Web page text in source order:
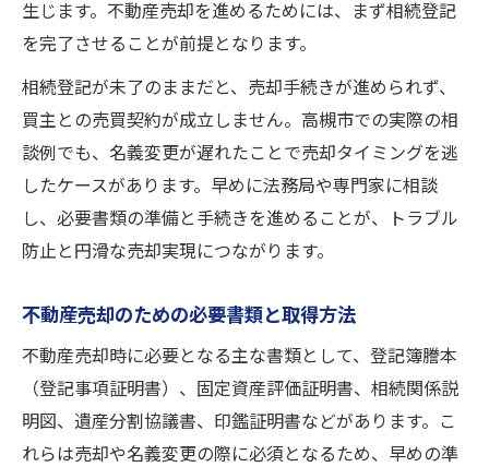
生じます。不動産売却を進めるためには、まず相続登記
を完了させることが前提となります。
相続登記が未了のままだと、売却手続きが進められず、
買主との売買契約が成立しません。高槻市での実際の相
談例でも、名義変更が遅れたことで売却タイミングを逃
したケースがあります。早めに法務局や専門家に相談
し、必要書類の準備と手続きを進めることが、トラブル
防止と円滑な売却実現につながります。
不動産売却のための必要書類と取得方法
不動産売却時に必要となる主な書類として、登記簿謄本
（登記事項証明書）、固定資産評価証明書、相続関係説
明図、遺産分割協議書、印鑑証明書などがあります。こ
れらは売却や名義変更の際に必須となるため、早めの準